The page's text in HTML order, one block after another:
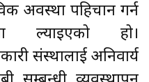
अवस्था पहिचान गर्न
ल्याइएको हो।
संस्थालाई अनिवार्य